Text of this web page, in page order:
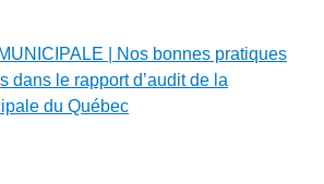
| Nos bonnes pratiques
dans le rapport d’audit de la
du Québec